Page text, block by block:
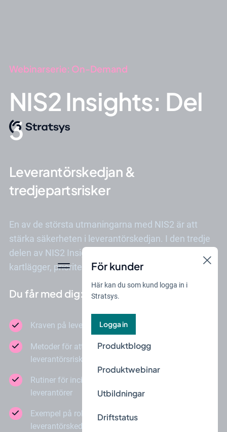
För kunder
Här kan du som kund logga in i
Stratsys.
Logga in
Produktblogg
Produktwebinar
Utbildningar
Driftstatus
Webinarserie: On-Demand
NIS2 Insights: Del
3
Leverantörskedjan &
tredjepartsrisker
En av de största utmaningarna med NIS2 är att
stärka säkerheten i leverantörskedjan. I den tredje
delen av NIS2 Insights får du vägledning i hur du
kartlägger, prioriterar och hanterar tredjepartsrisker.
Du får med dig:
Kraven på leverantörshantering enligt NIS2
Metoder för att kartlägga och prioritera
leverantörsrisker
Rutiner för incidentrapportering kopplad till
leverantörer
Exempel på robusta arbetssätt för en säker
leverantörskedja